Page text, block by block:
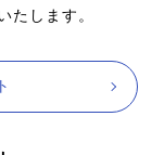
たします。